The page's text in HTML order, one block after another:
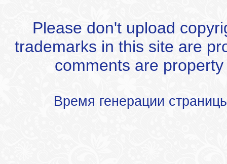
Please don't upload
trademarks in this site are
comments are
Время генерации